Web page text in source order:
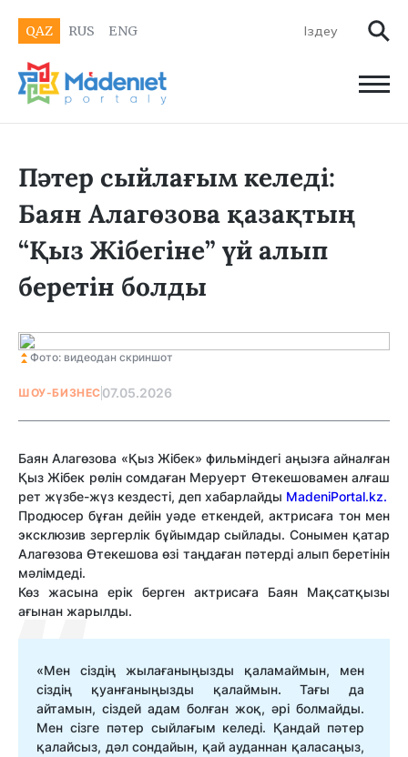
QAZ RUS ENG
Пәтер сыйлағым келеді:
Баян Алагөзова қазақтың
“Қыз Жібегіне” үй алып
беретін болды
Фото: видеодан скриншот
ШОУ-БИЗНЕС 07.05.2026
Баян Алагөзова «Қыз Жібек» фильміндегі аңызға айналған
Қыз Жібек рөлін сомдаған Меруерт Өтекешовамен алғаш
рет жүзбе-жүз кездесті, деп хабарлайды MadeniPortal.kz.
Продюсер бұған дейін уәде еткендей, актрисаға тон мен
эксклюзив зергерлік бұйымдар сыйлады. Сонымен қатар
Алагөзова Өтекешова өзі таңдаған пәтерді алып беретінін
мәлімдеді.
Көз жасына ерік берген актрисаға Баян Мақсатқызы
ағынан жарылды.
«Мен сіздің жылағаныңызды қаламаймын, мен
сіздің қуанғаныңызды қалаймын. Тағы да
айтамын, сіздей адам болған жоқ, әрі болмайды.
Мен сізге пәтер сыйлағым келеді. Қандай пәтер
қалайсыз, дәл сондайын, қай ауданнан қаласаңыз,